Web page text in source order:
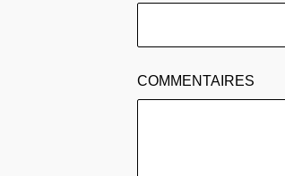
COMMENTAIRES